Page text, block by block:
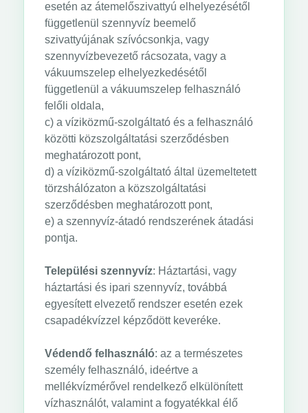
esetén az átemelőszivattyú elhelyezésétől
függetlenül szennyvíz beemelő
szivattyújának szívócsonkja, vagy
szennyvízbevezető rácsozata, vagy a
vákuumszelep elhelyezkedésétől
függetlenül a vákuumszelep felhasználó
felőli oldala,
c) a víziközmű-szolgáltató és a felhasználó
közötti közszolgáltatási szerződésben
meghatározott pont,
d) a víziközmű-szolgáltató által üzemeltetett
törzshálózaton a közszolgáltatási
szerződésben meghatározott pont,
e) a szennyvíz-átadó rendszerének átadási
pontja.
Települési szennyvíz: Háztartási, vagy
háztartási és ipari szennyvíz, továbbá
egyesített elvezető rendszer esetén ezek
csapadékvízzel képződött keveréke.
Védendő felhasználó: az a természetes
személy felhasználó, ideértve a
mellékvízmérővel rendelkező elkülönített
vízhasználót, valamint a fogyatékkal élő